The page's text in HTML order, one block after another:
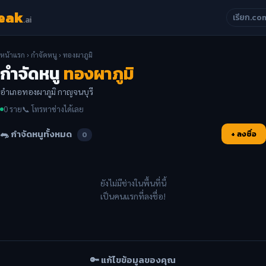
.ai เรียก
หน้าแรก ›กำจัดหนู› ทองผาภูมิ
กำจัดหนูทองผาภูมิ
อำเภอทองผาภูมิ กาญจนบุรี
0 ราย📞 โทรหาช่างได้เลย
🐀 กำจัดหนูทั้งหมด 0 + ลงชื่อ
ยังไม่มีช่างในพื้นที่นี้
เป็นคนแรกที่ลงชื่อ!
🔑 แก้ไขข้อมูลของคุณ